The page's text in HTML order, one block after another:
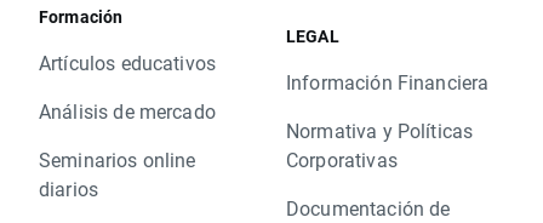
Formación
Artículos educativos
Análisis de mercado
Seminarios online
diarios
LEGAL
Información Financiera
Normativa y Políticas
Corporativas
Documentación de